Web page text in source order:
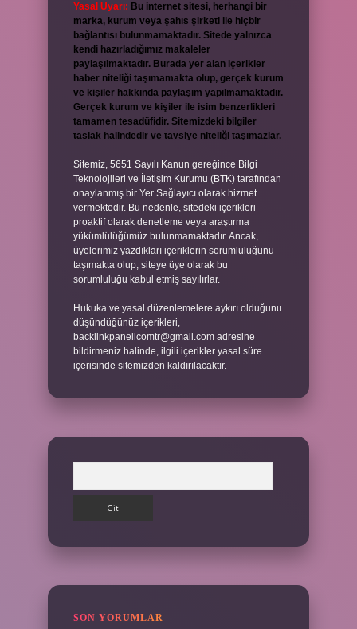
Yasal Uyarı: Bu internet sitesi, herhangi bir
marka, kurum veya şahıs şirketi ile hiçbir
bağlantısı bulunmamaktadır. Sitede yalnızca
kendi hazırladığımız makaleler
paylaşılmaktadır. Burada yer alan içerikler
haber niteliği taşımamakta olup, gerçek kurum
ve kişiler hakkında paylaşım yapılmamaktadır.
Gerçek kurum ve kişiler ile isim benzerlikleri
tamamen tesadüfidir. Sitemizdeki bilgiler
taslak halindedir ve tavsiye niteliği taşımazlar.
Sitemiz, 5651 Sayılı Kanun gereğince Bilgi
Teknolojileri ve İletişim Kurumu (BTK) tarafından
onaylanmış bir Yer Sağlayıcı olarak hizmet
vermektedir. Bu nedenle, sitedeki içerikleri
proaktif olarak denetleme veya araştırma
yükümlülüğümüz bulunmamaktadır. Ancak,
üyelerimiz yazdıkları içeriklerin sorumluluğunu
taşımakta olup, siteye üye olarak bu
sorumluluğu kabul etmiş sayılırlar.
Hukuka ve yasal düzenlemelere aykırı olduğunu
düşündüğünüz içerikleri,
backlinkpanelicomtr@gmail.com adresine
bildirmeniz halinde, ilgili içerikler yasal süre
içerisinde sitemizden kaldırılacaktır.
SON YORUMLAR